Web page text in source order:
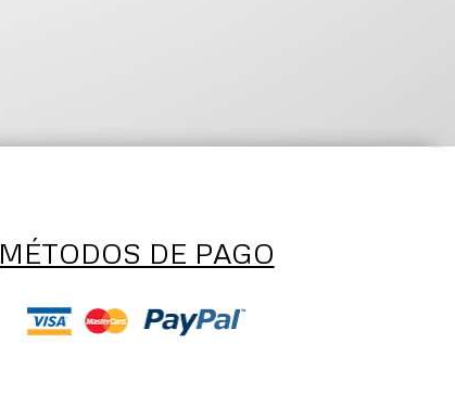
MÉTODOS DE PAGO